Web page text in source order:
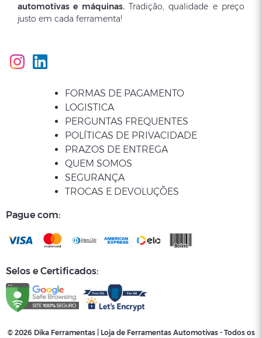
automotivas e máquinas.Tradição, qualidade e preço
justo em cada ferramenta!
FORMAS DE PAGAMENTO
LOGISTICA
PERGUNTAS FREQUENTES
POLÍTICAS DE PRIVACIDADE
PRAZOS DE ENTREGA
QUEM SOMOS
SEGURANÇA
TROCAS E DEVOLUÇÕES
Pague com:
Selos e Certificados:
© 2026 Dika Ferramentas | Loja de Ferramentas Automotivas - Todos os